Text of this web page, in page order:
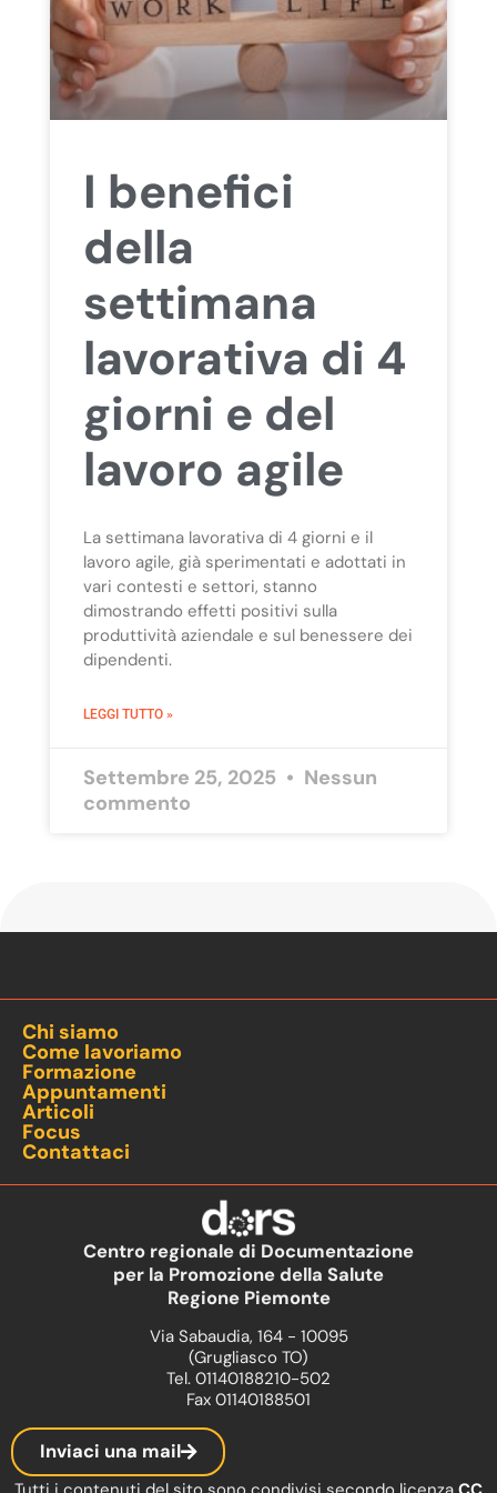
I benefici
della
settimana
lavorativa di 4
giorni e del
lavoro agile
La settimana lavorativa di 4 giorni e il
lavoro agile, già sperimentati e adottati in
vari contesti e settori, stanno
dimostrando effetti positivi sulla
produttività aziendale e sul benessere dei
dipendenti.
LEGGI TUTTO »
Settembre 25, 2025
Nessun
commento
Chi siamo
Come lavoriamo
Formazione
Appuntamenti
Articoli
Focus
Contattaci
Centro regionale di Documentazione
per la Promozione della Salute
Regione Piemonte
Via Sabaudia, 164 - 10095
(Grugliasco TO)
Tel. 01140188210-502
Fax 01140188501
Inviaci una mail